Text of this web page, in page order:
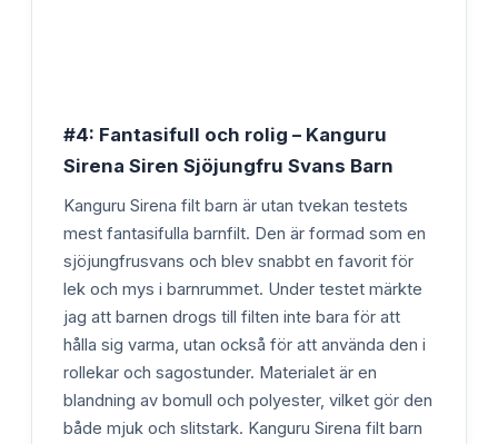
#4: Fantasifull och rolig – Kanguru
Sirena Siren Sjöjungfru Svans Barn
Kanguru Sirena filt barn är utan tvekan testets
mest fantasifulla barnfilt. Den är formad som en
sjöjungfrusvans och blev snabbt en favorit för
lek och mys i barnrummet. Under testet märkte
jag att barnen drogs till filten inte bara för att
hålla sig varma, utan också för att använda den i
rollekar och sagostunder. Materialet är en
blandning av bomull och polyester, vilket gör den
både mjuk och slitstark. Kanguru Sirena filt barn